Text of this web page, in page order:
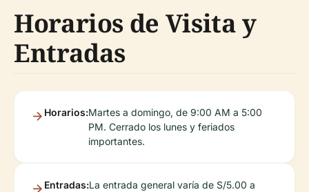
Horarios de Visita y
Entradas
Horarios:Martes a domingo, de 9:00 AM a 5:00
PM. Cerrado los lunes y feriados
importantes.
Entradas:La entrada general varía de S/5.00 a